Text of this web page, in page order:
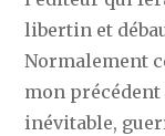
libertin et
Normalement
mon
inévitable,